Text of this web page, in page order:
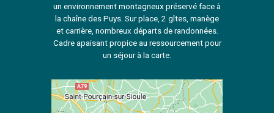
un environnement montagneux préservé face à
la chaîne des Puys. Sur place, 2 gîtes, manège
et carrière, nombreux départs de randonnées.
Cadre apaisant propice au ressourcement pour
un séjour à la carte.